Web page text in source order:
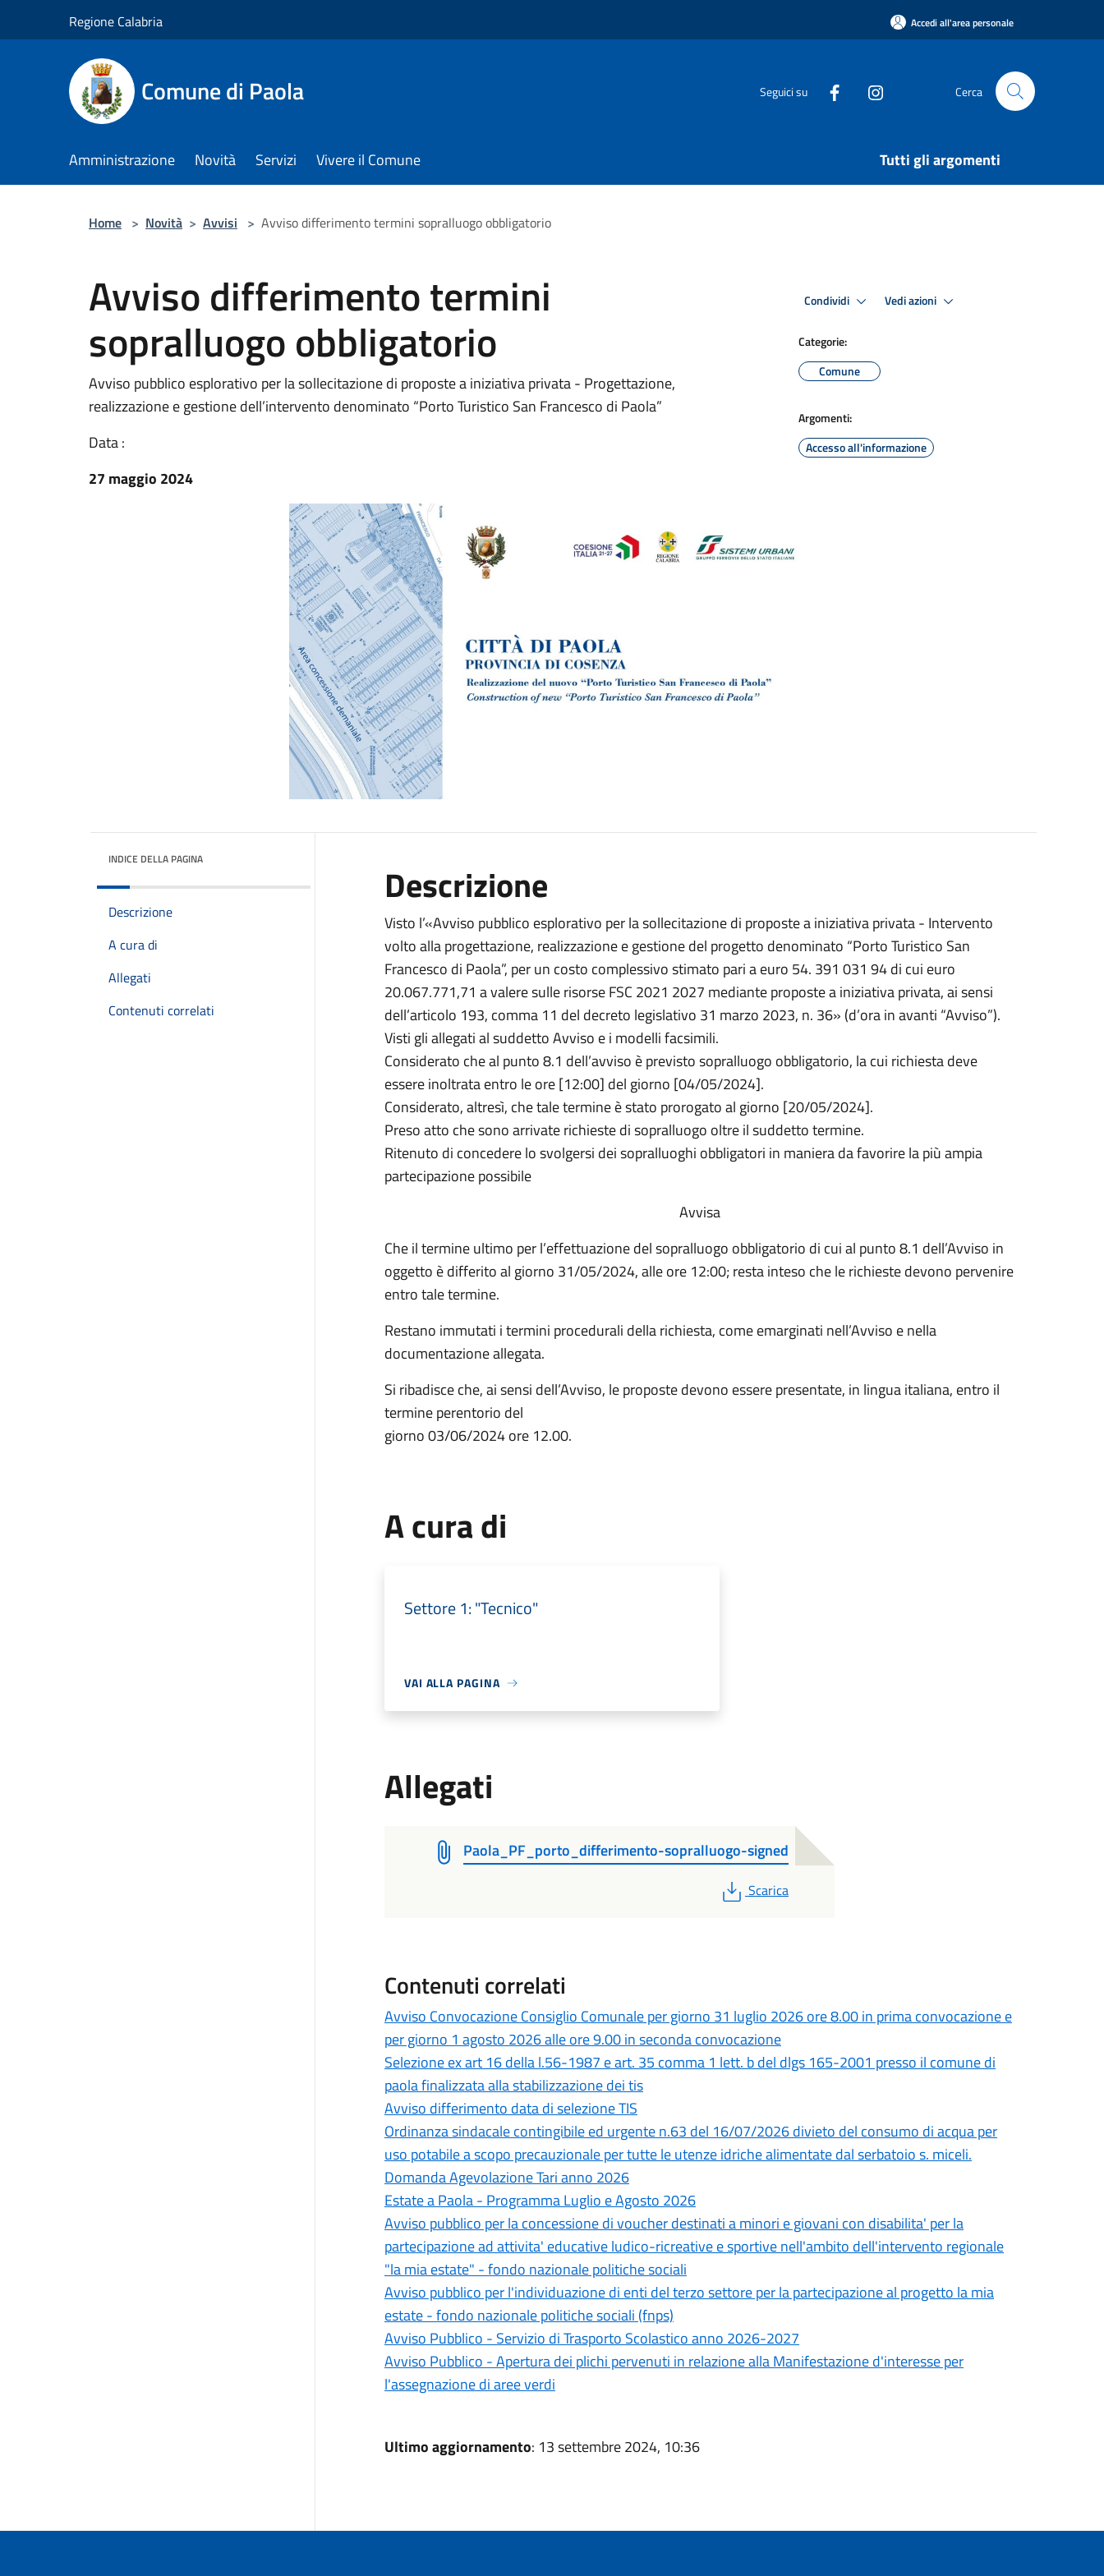
Regione Calabria Accedi all'area personale
Comune di Paola Seguici su Cerca
Amministrazione Novità Servizi Vivere il Comune Tutti gli argomenti
Home > Novità > Avvisi > Avviso differimento termini sopralluogo obbligatorio
Avviso differimento termini
sopralluogo obbligatorio
Avviso pubblico esplorativo per la sollecitazione di proposte a iniziativa privata - Progettazione,
realizzazione e gestione dell’intervento denominato “Porto Turistico San Francesco di Paola”
Data :
27 maggio 2024
Condividi Vedi azioni
Categorie:
Comune
Argomenti:
Accesso all'informazione
INDICE DELLA PAGINA
Descrizione
A cura di
Allegati
Contenuti correlati
Descrizione
Visto l’«Avviso pubblico esplorativo per la sollecitazione di proposte a iniziativa privata - Intervento
volto alla progettazione, realizzazione e gestione del progetto denominato “Porto Turistico San
Francesco di Paola”, per un costo complessivo stimato pari a euro 54. 391 031 94 di cui euro
20.067.771,71 a valere sulle risorse FSC 2021 2027 mediante proposte a iniziativa privata, ai sensi
dell’articolo 193, comma 11 del decreto legislativo 31 marzo 2023, n. 36» (d’ora in avanti “Avviso”).
Visti gli allegati al suddetto Avviso e i modelli facsimili.
Considerato che al punto 8.1 dell’avviso è previsto sopralluogo obbligatorio, la cui richiesta deve
essere inoltrata entro le ore [12:00] del giorno [04/05/2024].
Considerato, altresì, che tale termine è stato prorogato al giorno [20/05/2024].
Preso atto che sono arrivate richieste di sopralluogo oltre il suddetto termine.
Ritenuto di concedere lo svolgersi dei sopralluoghi obbligatori in maniera da favorire la più ampia
partecipazione possibile
Avvisa
Che il termine ultimo per l’effettuazione del sopralluogo obbligatorio di cui al punto 8.1 dell’Avviso in
oggetto è differito al giorno 31/05/2024, alle ore 12:00; resta inteso che le richieste devono pervenire
entro tale termine.
Restano immutati i termini procedurali della richiesta, come emarginati nell’Avviso e nella
documentazione allegata.
Si ribadisce che, ai sensi dell’Avviso, le proposte devono essere presentate, in lingua italiana, entro il
termine perentorio del
giorno 03/06/2024 ore 12.00.
A cura di
Settore 1: "Tecnico"
VAI ALLA PAGINA
Allegati
Paola_PF_porto_differimento-sopralluogo-signed
PDF
Scarica
Contenuti correlati
Avviso Convocazione Consiglio Comunale per giorno 31 luglio 2026 ore 8.00 in prima convocazione e
per giorno 1 agosto 2026 alle ore 9.00 in seconda convocazione
Selezione ex art 16 della l.56-1987 e art. 35 comma 1 lett. b del dlgs 165-2001 presso il comune di
paola finalizzata alla stabilizzazione dei tis
Avviso differimento data di selezione TIS
Ordinanza sindacale contingibile ed urgente n.63 del 16/07/2026 divieto del consumo di acqua per
uso potabile a scopo precauzionale per tutte le utenze idriche alimentate dal serbatoio s. miceli.
Domanda Agevolazione Tari anno 2026
Estate a Paola - Programma Luglio e Agosto 2026
Avviso pubblico per la concessione di voucher destinati a minori e giovani con disabilita' per la
partecipazione ad attivita' educative ludico-ricreative e sportive nell'ambito dell'intervento regionale
"la mia estate" - fondo nazionale politiche sociali
Avviso pubblico per l'individuazione di enti del terzo settore per la partecipazione al progetto la mia
estate - fondo nazionale politiche sociali (fnps)
Avviso Pubblico - Servizio di Trasporto Scolastico anno 2026-2027
Avviso Pubblico - Apertura dei plichi pervenuti in relazione alla Manifestazione d'interesse per
l'assegnazione di aree verdi
Ultimo aggiornamento: 13 settembre 2024, 10:36